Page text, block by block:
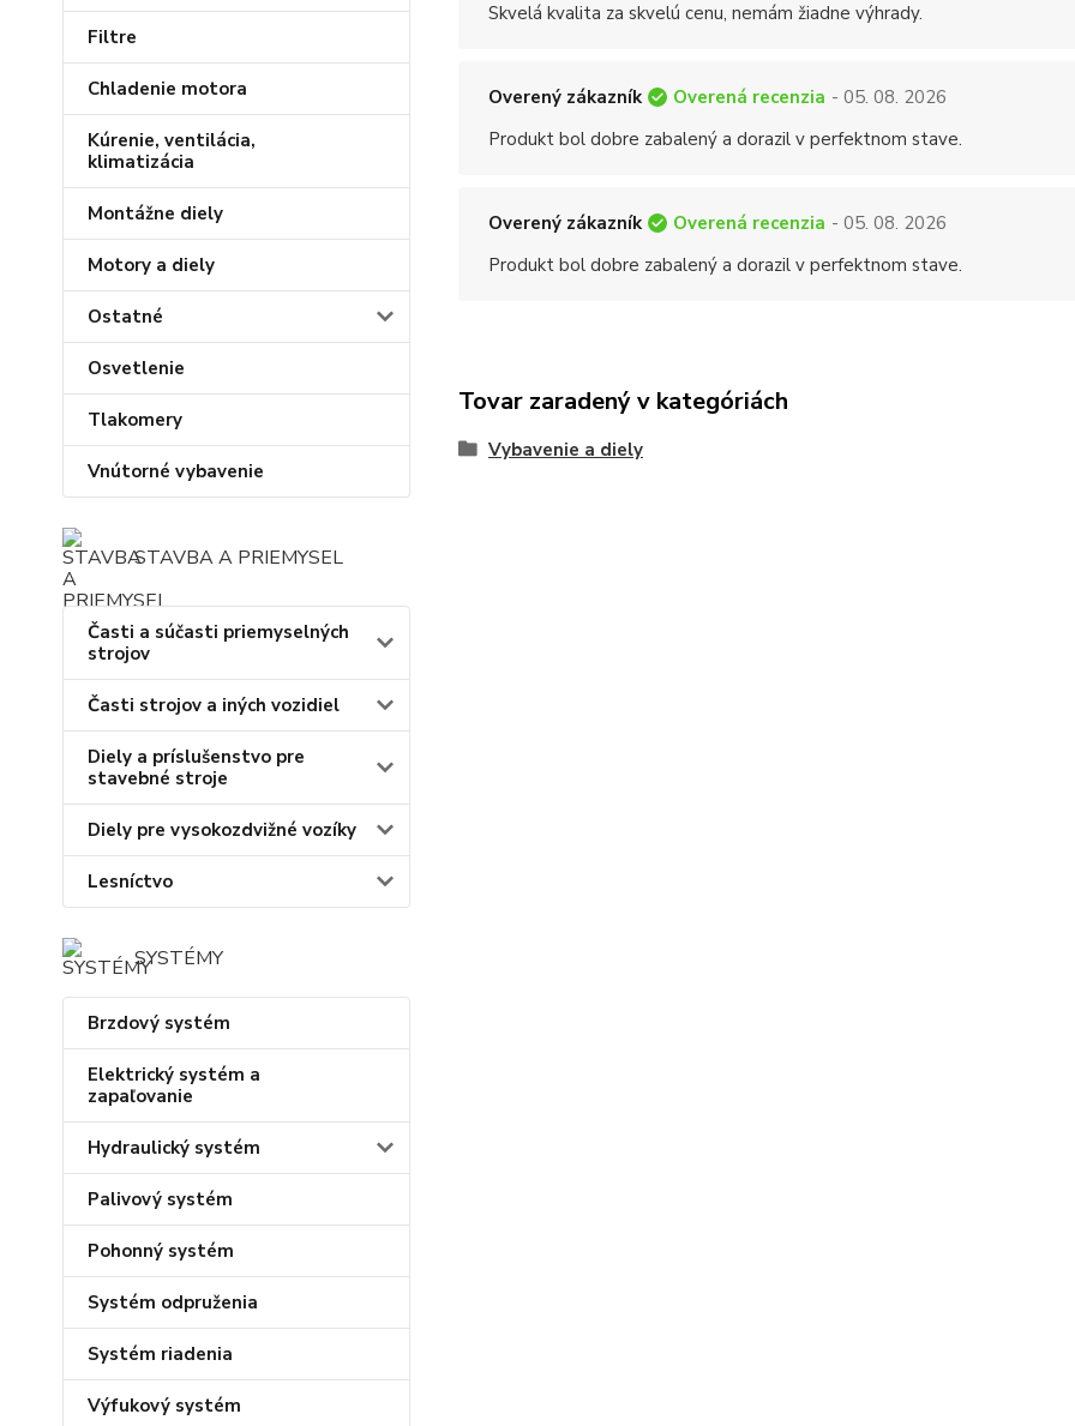
Filtre
Chladenie motora
Kúrenie, ventilácia,
klimatizácia
Montážne diely
Motory a diely
Ostatné
Osvetlenie
Tlakomery
Vnútorné vybavenie
STAVBA A PRIEMYSEL
Časti a súčasti priemyselných
strojov
Časti strojov a iných vozidiel
Diely a príslušenstvo pre
stavebné stroje
Diely pre vysokozdvižné vozíky
Lesníctvo
SYSTÉMY
Brzdový systém
Elektrický systém a
zapaľovanie
Hydraulický systém
Palivový systém
Pohonný systém
Systém odpruženia
Systém riadenia
Výfukový systém
Skvelá kvalita za skvelú cenu, nemám žiadne výhrady.
Overený zákazník Overená recenzia - 05. 08. 2026
Produkt bol dobre zabalený a dorazil v perfektnom stave.
Overený zákazník Overená recenzia - 05. 08. 2026
Produkt bol dobre zabalený a dorazil v perfektnom stave.
Tovar zaradený v kategóriách
Vybavenie a diely